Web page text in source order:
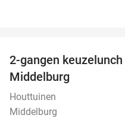
2-gangen
Middelburg
Houttuinen
Middelburg